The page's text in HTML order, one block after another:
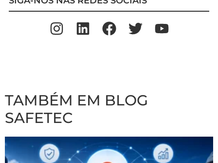
TAMBÉM EM BLOG
SAFETEC